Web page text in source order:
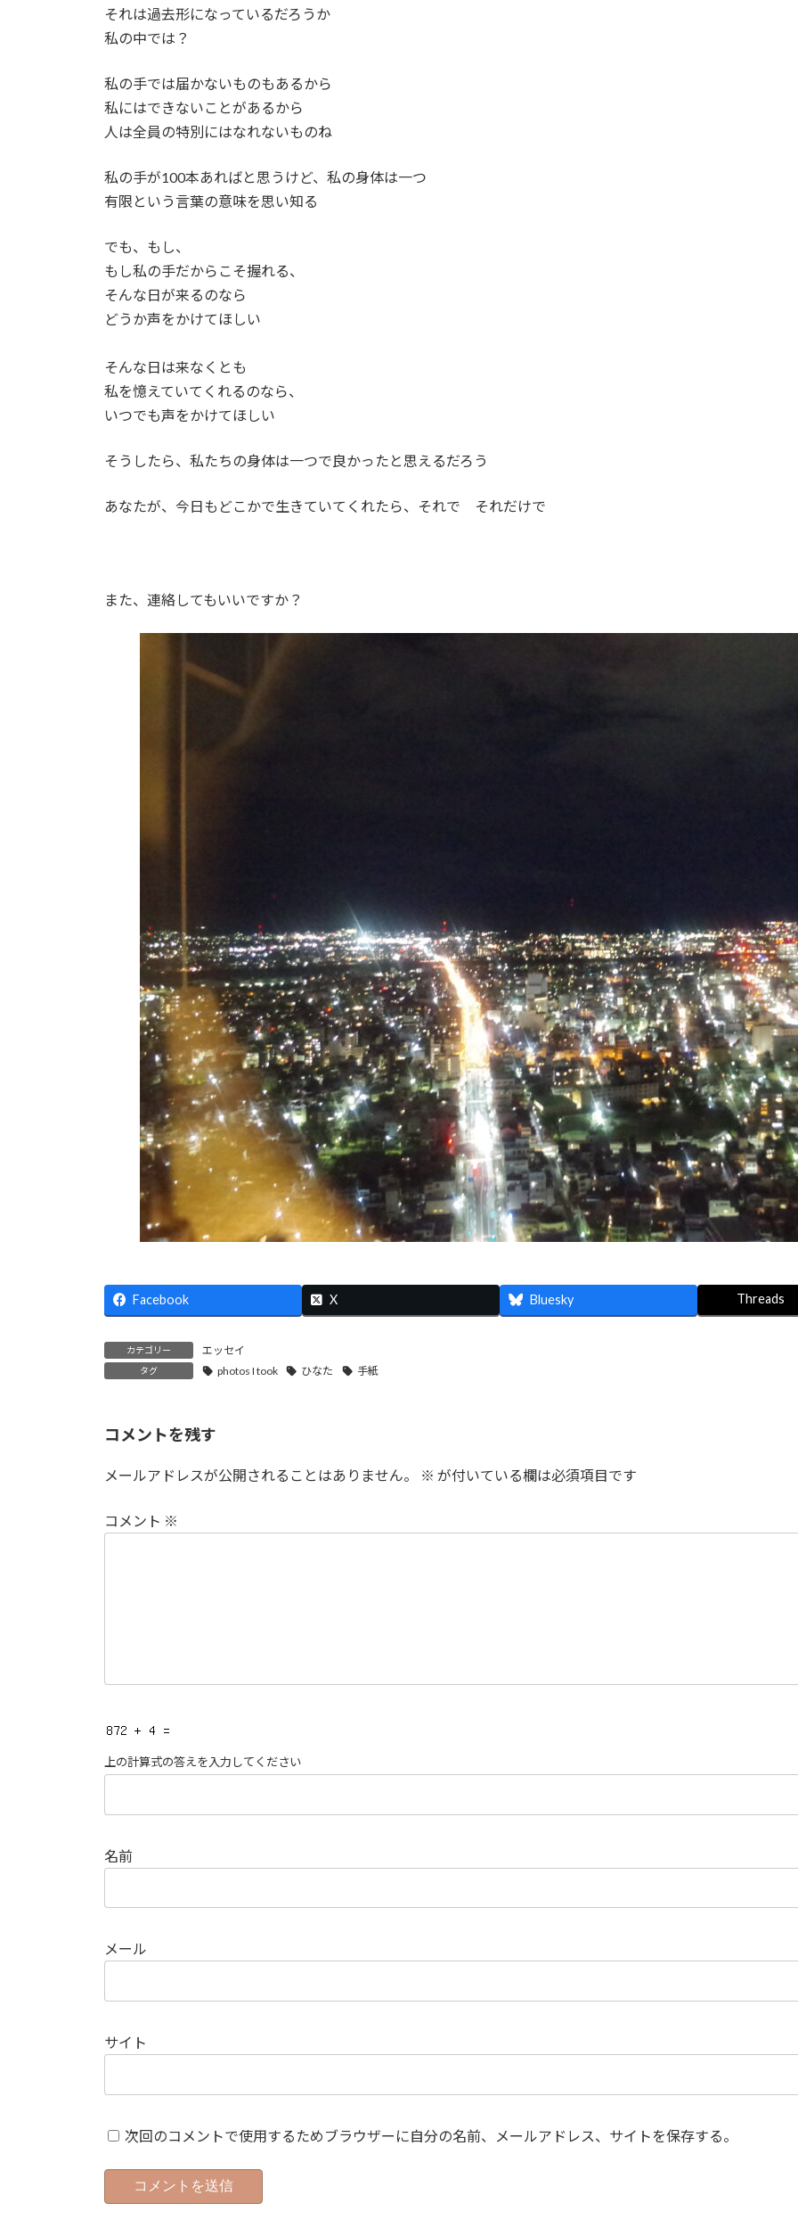
それは過去形になっているだろうか
私の中では？
私の手では届かないものもあるから
私にはできないことがあるから
人は全員の特別にはなれないものね
私の手が100本あればと思うけど、私の身体は一つ
有限という言葉の意味を思い知る
でも、もし、
もし私の手だからこそ握れる、
そんな日が来るのなら
どうか声をかけてほしい
そんな日は来なくとも
私を憶えていてくれるのなら、
いつでも声をかけてほしい
そうしたら、私たちの身体は一つで良かったと思えるだろう
あなたが、今日もどこかで生きていてくれたら、それで それだけで
また、連絡してもいいですか？
Facebook X Bluesky Threads
カテゴリー エッセイ
タグ photos I took ひなた 手紙
コメントを残す
メールアドレスが公開されることはありません。 ※ が付いている欄は必須項目です
コメント ※
上の計算式の答えを入力してください
名前
メール
サイト
次回のコメントで使用するためブラウザーに自分の名前、メールアドレス、サイトを保存する。